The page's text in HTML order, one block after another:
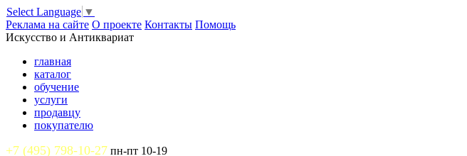
Select Language ▼
Реклама на сайте О проекте Контакты Помощь
Искусство и Антиквариат
главная
каталог
обучение
услуги
продавцу
покупателю
+7 (495) 798-10-27 пн-пт 10-19